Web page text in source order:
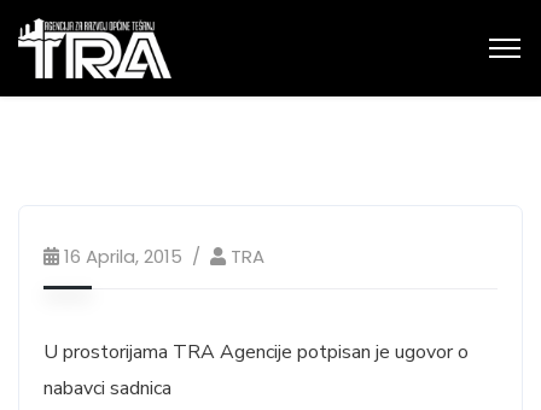
16 Aprila, 2015 TRA
U prostorijama TRA Agencije potpisan je ugovor o
nabavci sadnica